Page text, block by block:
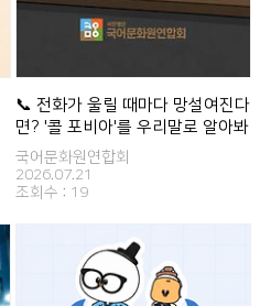
📞 전화가 울릴 때마다 망설여진다
면? '콜 포비아'를 우리말로 알아봐
요
국어문화원연합회
2026.07.21
조회수 : 19